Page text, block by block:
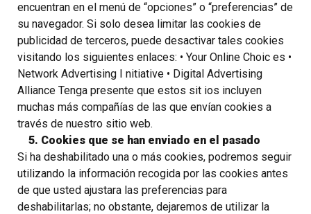
encuentran en el menú de “opciones” o “preferencias” de
su navegador. Si solo desea limitar las cookies de
publicidad de terceros, puede desactivar tales cookies
visitando los siguientes enlaces: • Your Online Choic es •
Network Advertising I nitiative • Digital Advertising
Alliance Tenga presente que estos sit ios incluyen
muchas más compañías de las que envían cookies a
través de nuestro sitio web.
5. Cookies que se han enviado en el pasado
Si ha deshabilitado una o más cookies, podremos seguir
utilizando la información recogida por las cookies antes
de que usted ajustara las preferencias para
deshabilitarlas; no obstante, dejaremos de utilizar la